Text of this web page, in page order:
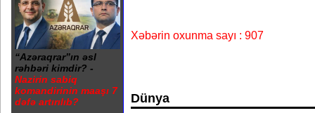
“Azəraqrar”ın əsl
rəhbəri kimdir? -
Nazirin sabiq
komandirinin maaşı 7
dəfə artırılıb?
Xəbərin oxunma sayı : 907
Dünya